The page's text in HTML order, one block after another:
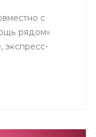
с
рядом»
экспресс-